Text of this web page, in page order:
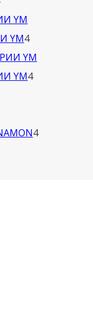
товара
YM44
товара
YM44
44